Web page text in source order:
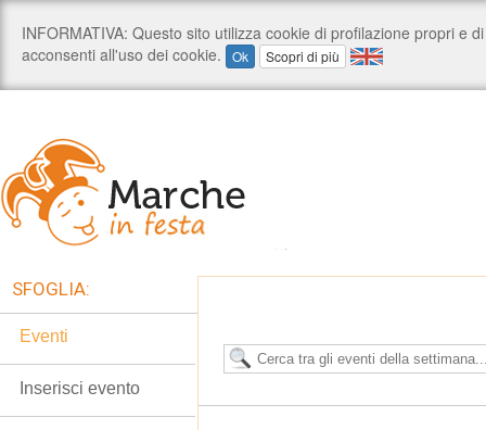
SFOGLIA:
Eventi
Inserisci evento